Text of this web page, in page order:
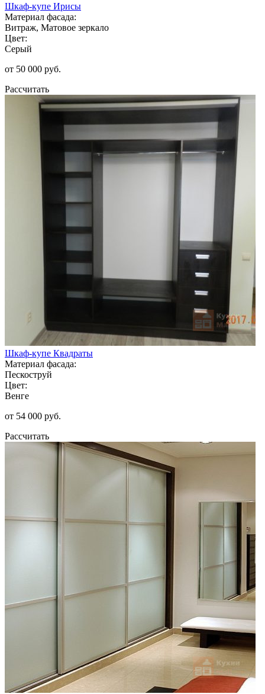
Шкаф-купе Ирисы
Материал фасада:
Витраж, Матовое зеркало
Цвет:
Серый
от 50 000 руб.
Рассчитать
Шкаф-купе Квадраты
Материал фасада:
Пескоструй
Цвет:
Венге
от 54 000 руб.
Рассчитать